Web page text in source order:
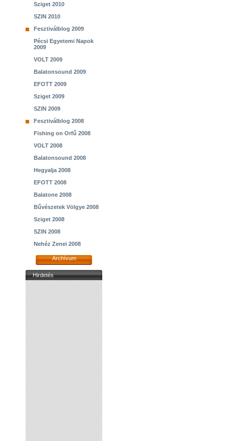
Sziget 2010
SZIN 2010
Fesztiválblog 2009
Pécsi Egyetemi Napok
2009
VOLT 2009
Balatonsound 2009
EFOTT 2009
Sziget 2009
SZIN 2009
Fesztiválblog 2008
Fishing on Orfű 2008
VOLT 2008
Balatonsound 2008
Hegyalja 2008
EFOTT 2008
Balatone 2008
Bűvészetek Völgye 2008
Sziget 2008
SZIN 2008
Nehéz Zenei 2008
Archívum
Hirdetés